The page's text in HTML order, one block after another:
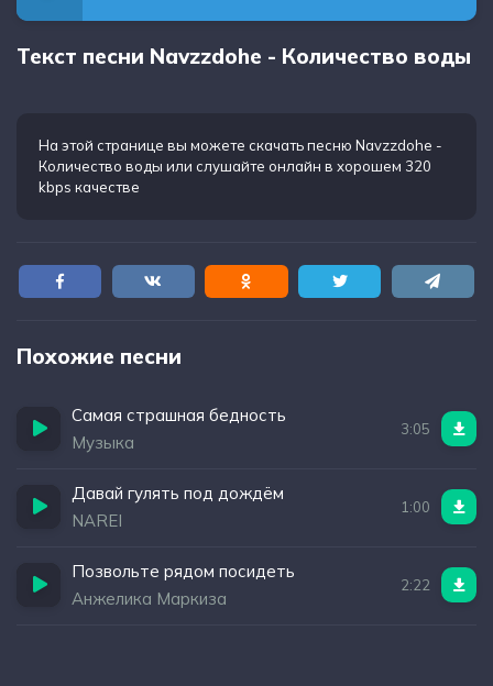
Текст песни Navzzdohe - Количество воды
На этой странице вы можете скачать песню Navzzdohe -
Количество воды или слушайте онлайн в хорошем 320
kbps качестве
Похожие песни
Самая страшная бедность
Музыка
3:05
Давай гулять под дождём
NAREI
1:00
Позвольте рядом посидеть
Анжелика Маркиза
2:22